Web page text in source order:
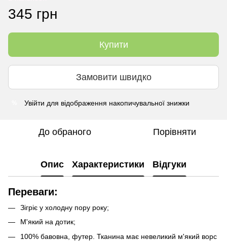
345 грн
Купити
Замовити швидко
Увійти для відображення накопичувальної знижки
До обраного Порівняти
Опис Характеристики Відгуки
Переваги:
Зігріє у холодну пору року;
М'який на дотик;
100% бавовна, футер. Тканина має невеликий м'який ворс